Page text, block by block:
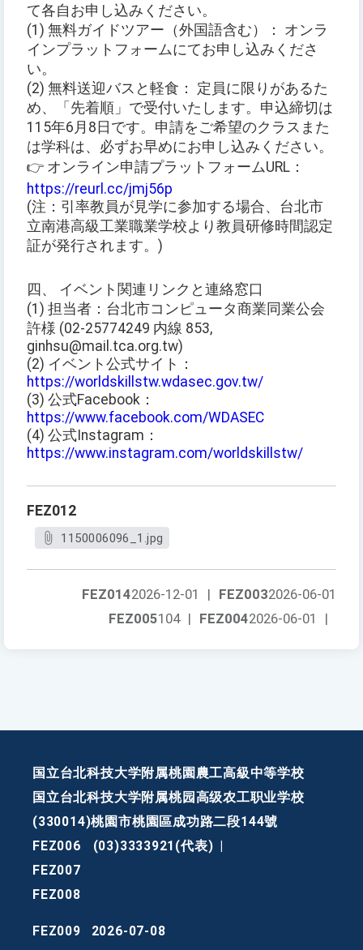
て各自お申し込みください。
(1) 無料ガイドツアー（外国語含む）： オンラ
インプラットフォームにてお申し込みくださ
い。
(2) 無料送迎バスと軽食： 定員に限りがあるた
め、「先着順」で受付いたします。申込締切は
115年6月8日です。申請をご希望のクラスまた
は学科は、必ずお早めにお申し込みください。
👉 オンライン申請プラットフォームURL：
https://reurl.cc/jmj56p
(注：引率教員が見学に参加する場合、台北市
立南港高級工業職業学校より教員研修時間認定
証が発行されます。)
四、 イベント関連リンクと連絡窓口
(1) 担当者：台北市コンピュータ商業同業公会
許様 (02-25774249 内線 853,
ginhsu@mail.tca.org.tw)
(2) イベント公式サイト：
https://worldskillstw.wdasec.gov.tw/
(3) 公式Facebook：
https://www.facebook.com/WDASEC
(4) 公式Instagram：
https://www.instagram.com/worldskillstw/
FEZ012
1150006096_1.jpg
FEZ0032026-06-01
FEZ0142026-12-01
|
FEZ0042026-06-01 |
FEZ005104 |
国立台北科技大学附属桃園農工高級中等学校
国立台北科技大学附属桃园高级农工职业学校
(330014)桃園市桃園區成功路二段144號
FEZ006
(03)3333921(代表)
FEZ007
FEZ008
FEZ009
2026-07-08